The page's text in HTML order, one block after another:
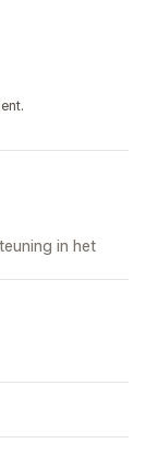
in het